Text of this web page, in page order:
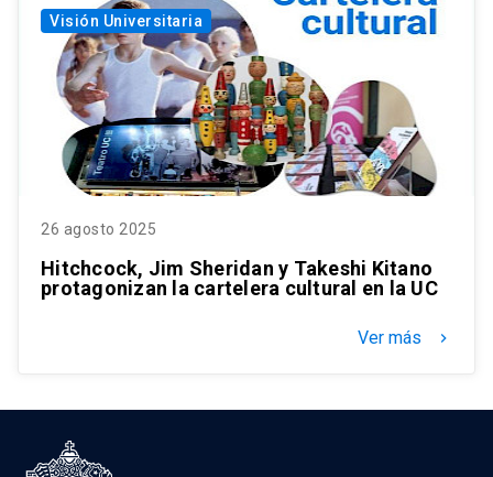
Visión Universitaria
26 agosto 2025
Hitchcock, Jim Sheridan y Takeshi Kitano
protagonizan la cartelera cultural en la UC
Ver más keyboard_arrow_right